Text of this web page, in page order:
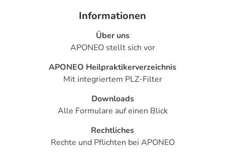
- Rachenentzündung
- Blähungen
Informationen
Über uns
APONEO stellt sich vor
APONEO Heilpraktikerverzeichnis
Mit integriertem PLZ-Filter
Downloads
Alle Formulare auf einen Blick
Rechtliches
Rechte und Pflichten bei APONEO